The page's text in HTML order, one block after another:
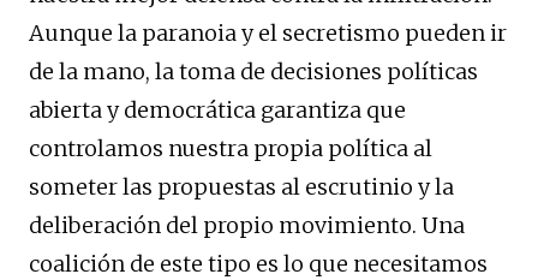
Aunque la paranoia y el secretismo pueden ir
de la mano, la toma de decisiones políticas
abierta y democrática garantiza que
controlamos nuestra propia política al
someter las propuestas al escrutinio y la
deliberación del propio movimiento. Una
coalición de este tipo es lo que necesitamos